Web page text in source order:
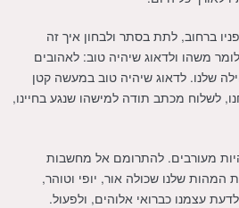
ברחוב, לתת בסתר ולבחון איך זה
משהו ולדאוג שיהיה טוב: לאהובים
שלנו. לדאוג שיהיה טוב במעשה קטן
לשלוח מכתב תודה למישהו שנגע בחיינו,
מעורבים. להתרומם אל מחשבות
המהות שלנו שכולה אור, יופי וטוהר,
עצמנו כברואי אלוהים, ולפעול.